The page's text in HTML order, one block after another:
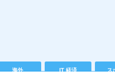
海外 IT 経済 ス